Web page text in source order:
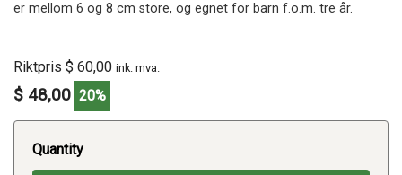
er mellom 6 og 8 cm store, og egnet for barn f.o.m. tre år.
Riktpris $ 60,00 ink. mva.
$ 48,00 20%
Quantity